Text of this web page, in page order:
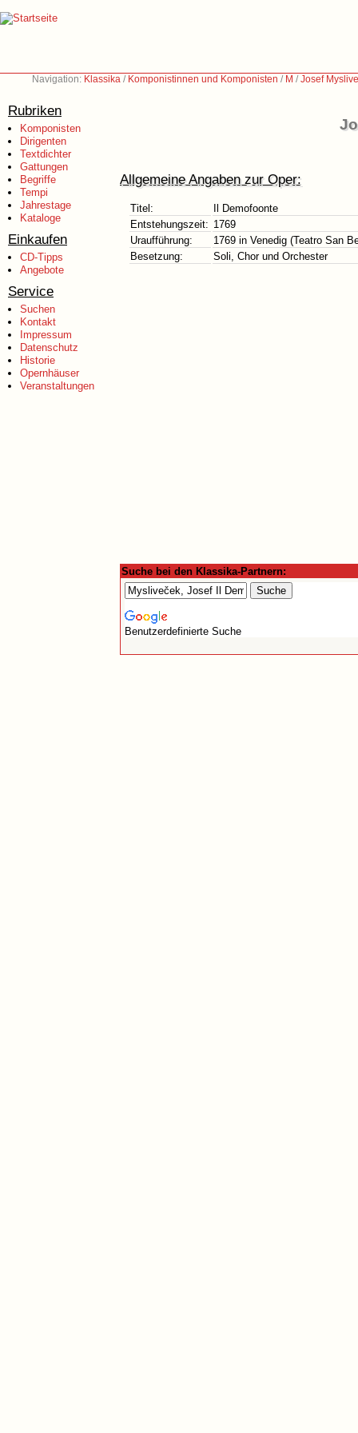
Navigation: Klassika / Komponistinnen und Komponisten / M /Josef
Rubriken
Komponisten
Dirigenten
Textdichter
Gattungen
Begriffe
Tempi
Jahrestage
Kataloge
Einkaufen
CD-Tipps
Angebote
Service
Suchen
Kontakt
Impressum
Datenschutz
Historie
Opernhäuser
Veranstaltungen
Allgemeine Angaben zur Oper:
Titel:
Il Demofoonte
Entstehungszeit: 1769
Uraufführung:
1769 in Venedig (Teatro San
Besetzung:
Soli, Chor und Orchester
Suche bei den Klassika-Partnern:
Benutzerdefinierte Suche